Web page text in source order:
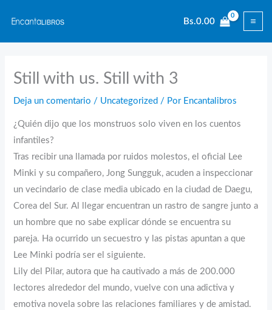
contenido
Bs.0.00
Still with us. Still with 3
Deja un comentario / Uncategorized / Por Encantalibros
¿Quién dijo que los monstruos solo viven en los cuentos
infantiles?
Tras recibir una llamada por ruidos molestos, el oficial Lee
Minki y su compañero, Jong Sungguk, acuden a inspeccionar
un vecindario de clase media ubicado en la ciudad de Daegu,
Corea del Sur. Al llegar encuentran un rastro de sangre junto a
un hombre que no sabe explicar dónde se encuentra su
pareja. Ha ocurrido un secuestro y las pistas apuntan a que
Lee Minki podría ser el siguiente.
Lily del Pilar, autora que ha cautivado a más de 200.000
lectores alrededor del mundo, vuelve con una adictiva y
emotiva novela sobre las relaciones familiares y de amistad.